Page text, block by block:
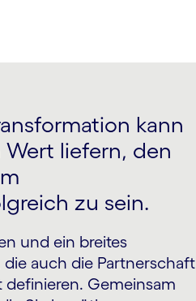
kann
liefern, den
zu sein.
und ein breites
die auch die Partnerschaft
Gemeinsam